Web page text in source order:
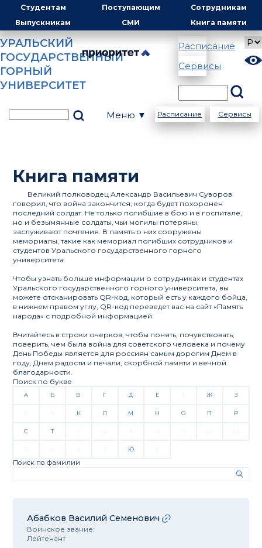
Студентам Поступающим
Сотрудникам
Выпускникам
СМИ Книга памяти
УРАЛЬСКИЙ
ГОСУДАРСТВЕННЫЙ
ГОРНЫЙ
УНИВЕРСИТЕТ
Расписание
Сервисы
Меню ▼ Расписание Сервисы
Книга памяти
Великий полководец Александр Васильевич Суворов
говорил, что война закончится, когда будет похоронен
последний солдат. Не только погибшие в бою и в госпитале,
но и безымянные солдаты, чьи могилы потеряны,
заслуживают почтения. В память о них сооружены
мемориалы, такие как мемориал погибших сотрудников и
студентов Уральского государственного горного
университета.
Чтобы узнать больше информации о сотрудниках и студентах
Уральского государственного горного университета, вы
можете отсканировать QR-код, который есть у каждого бойца,
в нижнем правом углу, QR-код переведет вас на сайт «Память
народа» с подробной информацией.
Вчитайтесь в строки очерков, чтобы понять, почувствовать,
поверить, чем была война для советского человека и почему
День Победы является для россиян самым дорогим Днем в
году, Днем радости и печали, скорбной памяти и вечной
благодарности.
Поиск по букве
А Б В Г Д Е Ж З
К Л М Н О П Р
С Т
Ю
Поиск по фамилии
Абабков Василий Семенович
Воинское звание:
Лейтенант